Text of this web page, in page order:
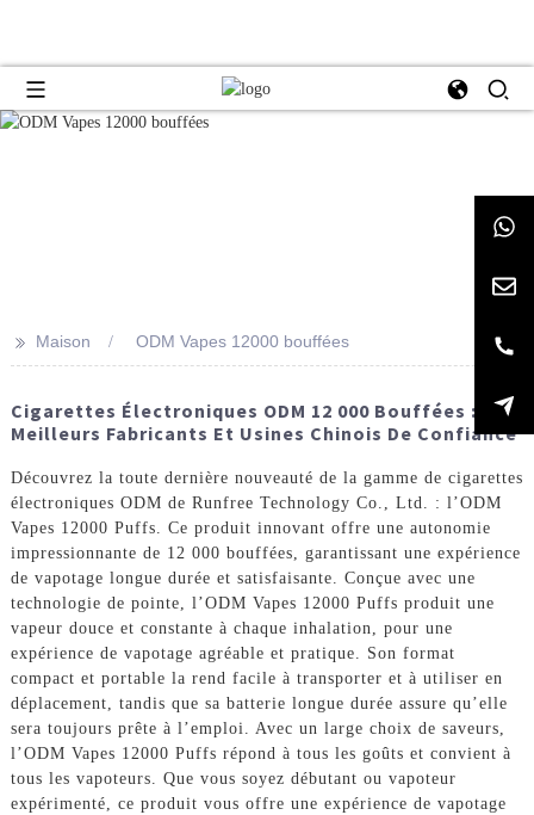
>> Maison ODM Vapes 12000 bouffées
Cigarettes Électroniques ODM 12 000 Bouffées :
Meilleurs Fabricants Et Usines Chinois De Confiance
Découvrez la toute dernière nouveauté de la gamme de cigarettes
électroniques ODM de Runfree Technology Co., Ltd. : l’ODM
Vapes 12000 Puffs. Ce produit innovant offre une autonomie
impressionnante de 12 000 bouffées, garantissant une expérience
de vapotage longue durée et satisfaisante. Conçue avec une
technologie de pointe, l’ODM Vapes 12000 Puffs produit une
vapeur douce et constante à chaque inhalation, pour une
expérience de vapotage agréable et pratique. Son format
compact et portable la rend facile à transporter et à utiliser en
déplacement, tandis que sa batterie longue durée assure qu’elle
sera toujours prête à l’emploi. Avec un large choix de saveurs,
l’ODM Vapes 12000 Puffs répond à tous les goûts et convient à
tous les vapoteurs. Que vous soyez débutant ou vapoteur
expérimenté, ce produit vous offre une expérience de vapotage